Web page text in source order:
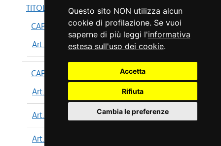
Questo sito NON utilizza alcun
cookie di profilazione. Se vuoi
saperne di più leggi l'informativa
estesa sull'uso dei cookie.
Accetta
Rifiuta
Cambia le preferenze
TITOLO I
CAPO I
Art. 199
CAPO II
Art. 200
Art. 201
Art. 202